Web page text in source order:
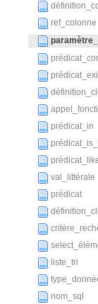
ref_colonne
prédicat_in
val_littérale
prédicat
liste_tri
nom_sql